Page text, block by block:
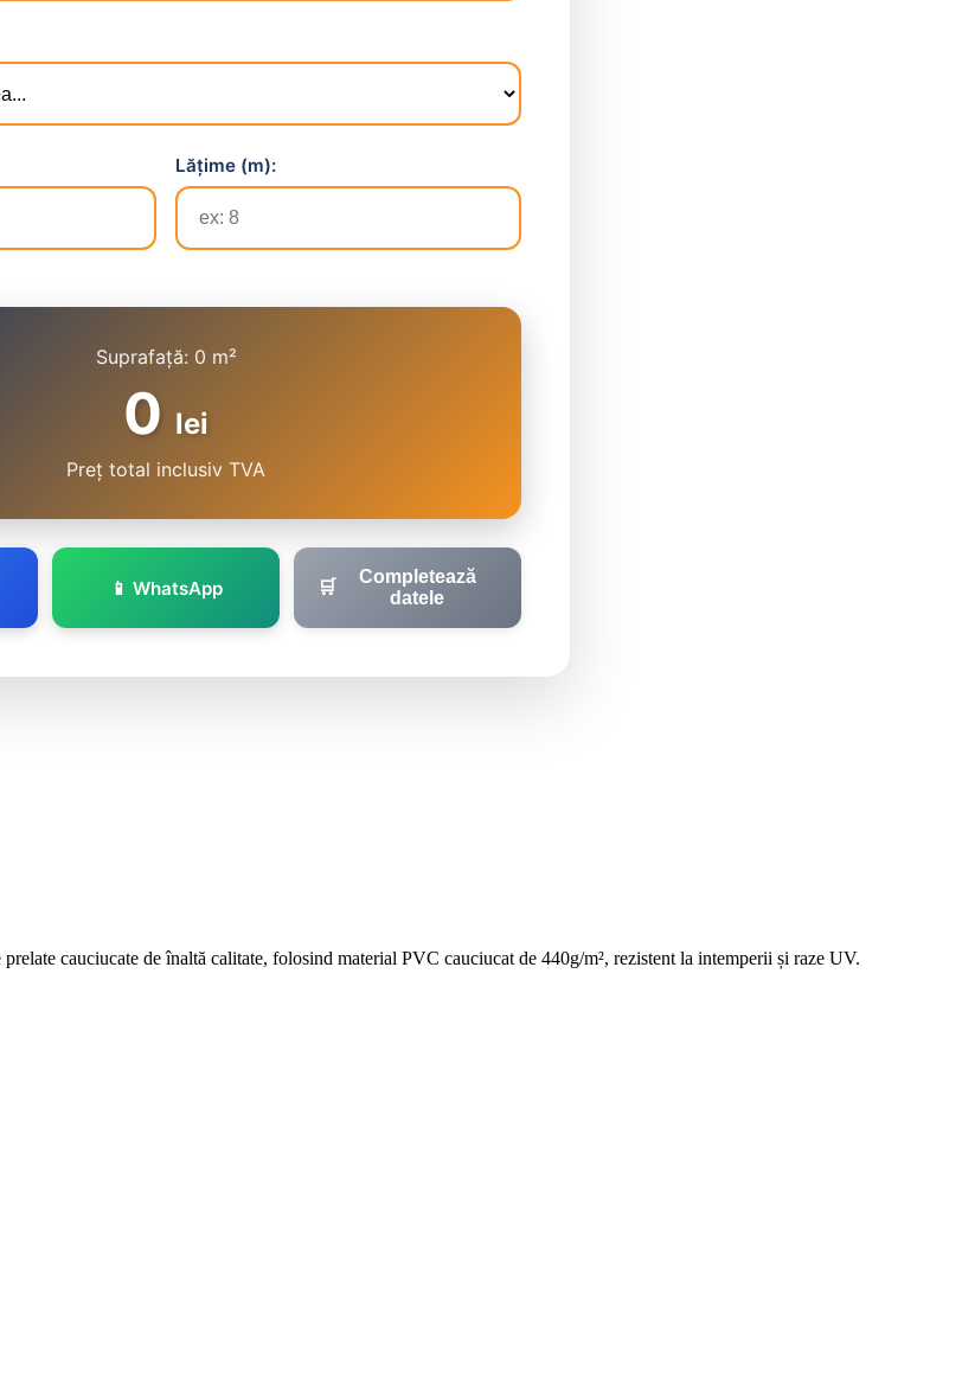
Lățime (m):
Suprafață: 0 m²
0 lei
Preț total inclusiv TVA
📱 WhatsApp 🛒
Completează
datele
cauciucate de înaltă calitate, folosind material PVC cauciucat de 440g/m², rezistent la intemperii și raze UV.